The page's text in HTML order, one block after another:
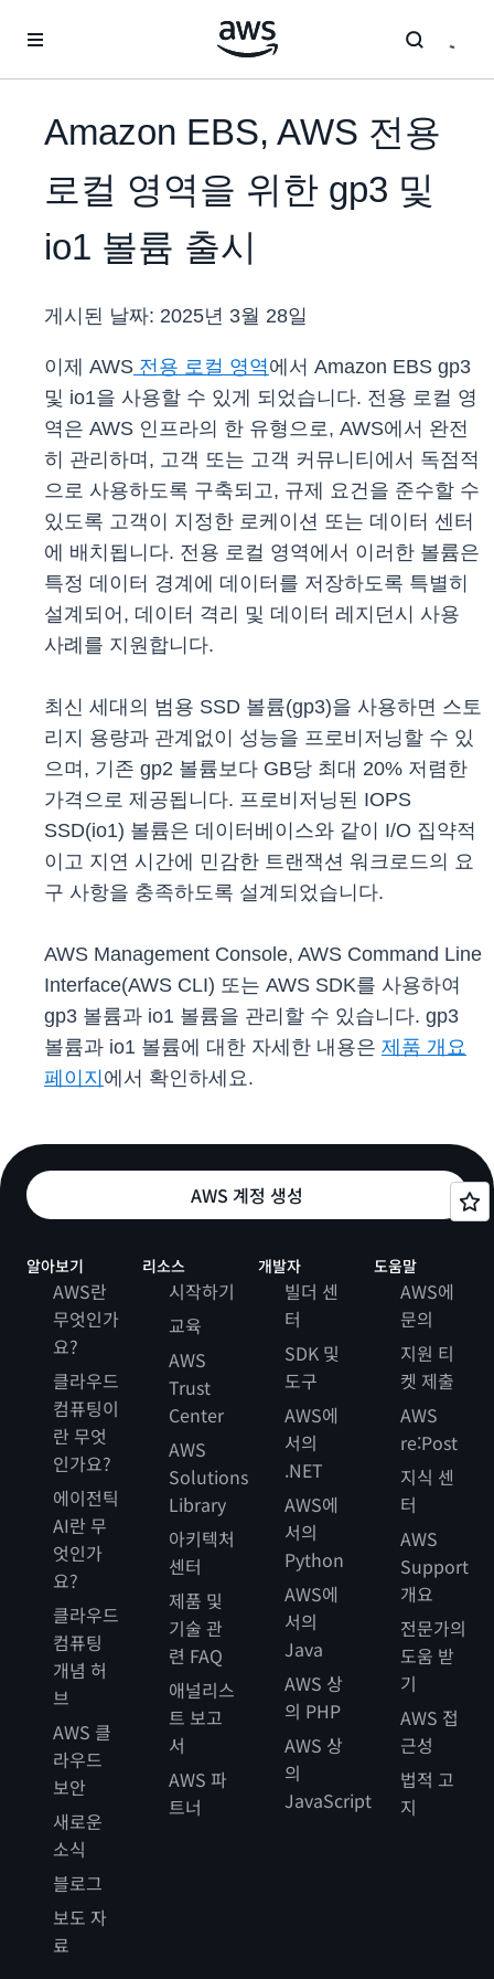
Amazon EBS, AWS 전용
로컬 영역을 위한 gp3 및
io1 볼륨 출시
게시된 날짜: 2025년 3월 28일
이제 AWS 전용 로컬 영역에서 Amazon EBS gp3
및 io1을 사용할 수 있게 되었습니다. 전용 로컬 영
역은 AWS 인프라의 한 유형으로, AWS에서 완전
히 관리하며, 고객 또는 고객 커뮤니티에서 독점적
으로 사용하도록 구축되고, 규제 요건을 준수할 수
있도록 고객이 지정한 로케이션 또는 데이터 센터
에 배치됩니다. 전용 로컬 영역에서 이러한 볼륨은
특정 데이터 경계에 데이터를 저장하도록 특별히
설계되어, 데이터 격리 및 데이터 레지던시 사용
사례를 지원합니다.
최신 세대의 범용 SSD 볼륨(gp3)을 사용하면 스토
리지 용량과 관계없이 성능을 프로비저닝할 수 있
으며, 기존 gp2 볼륨보다 GB당 최대 20% 저렴한
가격으로 제공됩니다. 프로비저닝된 IOPS
SSD(io1) 볼륨은 데이터베이스와 같이 I/O 집약적
이고 지연 시간에 민감한 트랜잭션 워크로드의 요
구 사항을 충족하도록 설계되었습니다.
AWS Management Console, AWS Command Line
Interface(AWS CLI) 또는 AWS SDK를 사용하여
gp3 볼륨과 io1 볼륨을 관리할 수 있습니다. gp3
볼륨과 io1 볼륨에 대한 자세한 내용은 제품 개요
페이지 에서 확인하세요.
AWS 계정 생성
알아보기
AWS란
무엇인가
요?
클라우드
컴퓨팅이
란 무엇
인가요?
에이전틱
AI란 무
엇인가
요?
클라우드
컴퓨팅
개념 허
브
AWS 클
라우드
보안
새로운
소식
블로그
보도 자
료
리소스
시작하기
교육
AWS
Trust
Center
AWS
Solutions
Library
아키텍처
센터
제품 및
기술 관
련 FAQ
애널리스
트 보고
서
AWS 파
트너
개발자
빌더 센
터
SDK 및
도구
AWS에
서의
.NET
AWS에
서의
Python
AWS에
서의
Java
AWS 상
의 PHP
AWS 상
의
JavaScript
도움말
AWS에
문의
지원 티
켓 제출
AWS
re:Post
지식 센
터
AWS
Support
개요
전문가의
도움 받
기
AWS 접
근성
법적 고
지